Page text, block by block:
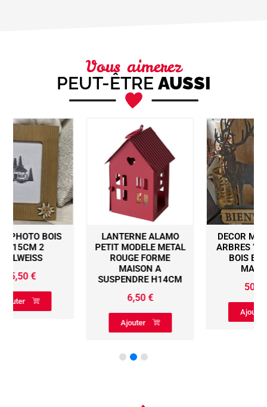
Vous aimerez
PEUT-ÊTRE AUSSI
LANTERNE ALAMO
PETIT MODELE METAL
SUSPENDRE H14CM
DECOR MURAL CERF
ARBRES ‘BIENVENUE’
BOIS ET METAL